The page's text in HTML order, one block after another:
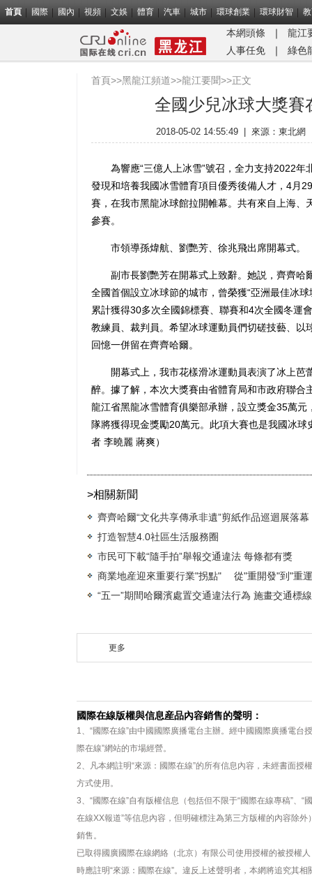
首頁 國際 國內 視頻 文娛 體育 汽車 城市 環球創業 環球財智
本網頭條 ｜
龍江
人事任免
｜ 綠色
首頁>>黑龍江頻道>>龍江要聞>>正文
全國少兒冰球大獎賽
2018-05-02 14:55:49 來源： 東北網
為響應“三億人上冰雪”號召，全力支持2022年
發現和培養我國冰雪體育項目優秀後備人才，4月
賽，在我市黑龍冰球館拉開帷幕。共有來自上海
參賽。
市領導孫煒航、劉艷芳、徐兆飛出席開幕式。
副市長劉艷芳在開幕式上致辭。她説，齊齊哈
全國首個設立冰球節的城市，曾榮獲“亞洲最佳冰
累計獲得30多次全國錦標賽、聯賽和4次全國冬運
教練員、裁判員。希望冰球運動員們切磋技藝、
回憶一併留在齊齊哈爾。
開幕式上，我市花樣滑冰運動員表演了冰上芭
醉。據了解，本次大獎賽由省體育局和市政府聯
龍江省黑龍冰雪體育俱樂部承辦，設立獎金35萬
隊將獲得現金獎勵20萬元。此項大賽也是我國冰
者 李曉麗 蔣爽）
>相關新聞
齊齊哈爾“文化共享傳承非遺”剪紙作品巡迴展落幕
打造智慧4.0社區生活服務圈
市民可下載“隨手拍”舉報交通違法 每條都有獎
商業地産迎來重要行業"拐點" 從"重開發"到"重
“五一”期間哈爾濱處置交通違法行為 施畫交通標線
更多
國際在線版權與信息産品內容銷售的聲明：
1、“國際在線”由中國國際廣播電台主辦。經中國國際廣播電台
際在線”網站的市場經營。
2、凡本網註明“來源：國際在線”的所有信息內容，未經書面
方式使用。
3、“國際在線”自有版權信息（包括但不限于“國際在線專稿”、“
在線XX報道”等信息內容，但明確標注為第三方版權的內容除
銷售。
已取得國廣國際在線網絡（北京）有限公司使用授權的被授權
時應註明“來源：國際在線”。違反上述聲明者，本網將追究其相